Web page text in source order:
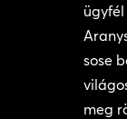
sose
meg